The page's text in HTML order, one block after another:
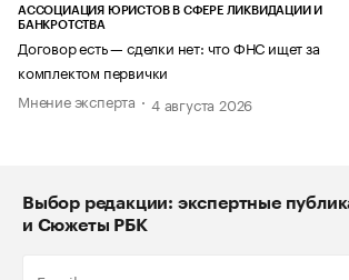
АССОЦИАЦИЯ ЮРИСТОВ В СФЕРЕ ЛИКВИДАЦИИ И
БАНКРОТСТВА
Договор есть — сделки нет: что ФНС ищет за
комплектом первички
Мнение эксперта
4 августа 2026
Выбор редакции: экспертные
и Сюжеты РБК